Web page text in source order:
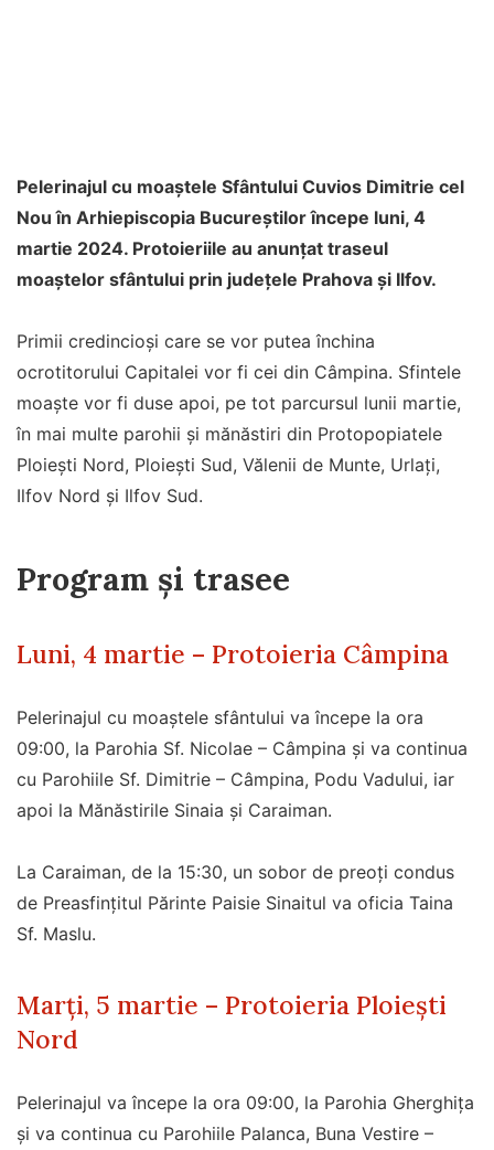
Pelerinajul cu moaștele Sfântului Cuvios Dimitrie cel
Nou în Arhiepiscopia Bucureștilor începe luni, 4
martie 2024. Protoieriile au anunțat traseul
moaștelor sfântului prin județele Prahova și Ilfov.
Primii credincioși care se vor putea închina
ocrotitorului Capitalei vor fi cei din Câmpina. Sfintele
moaște vor fi duse apoi, pe tot parcursul lunii martie,
în mai multe parohii și mănăstiri din Protopopiatele
Ploiești Nord, Ploiești Sud, Vălenii de Munte, Urlați,
Ilfov Nord și Ilfov Sud.
Program și trasee
Luni, 4 martie – Protoieria Câmpina
Pelerinajul cu moaștele sfântului va începe la ora
09:00, la Parohia Sf. Nicolae – Câmpina și va continua
cu Parohiile Sf. Dimitrie – Câmpina, Podu Vadului, iar
apoi la Mănăstirile Sinaia și Caraiman.
La Caraiman, de la 15:30, un sobor de preoți condus
de Preasfințitul Părinte Paisie Sinaitul va oficia Taina
Sf. Maslu.
Marți, 5 martie – Protoieria Ploiești
Nord
Pelerinajul va începe la ora 09:00, la Parohia Gherghița
și va continua cu Parohiile Palanca, Buna Vestire –